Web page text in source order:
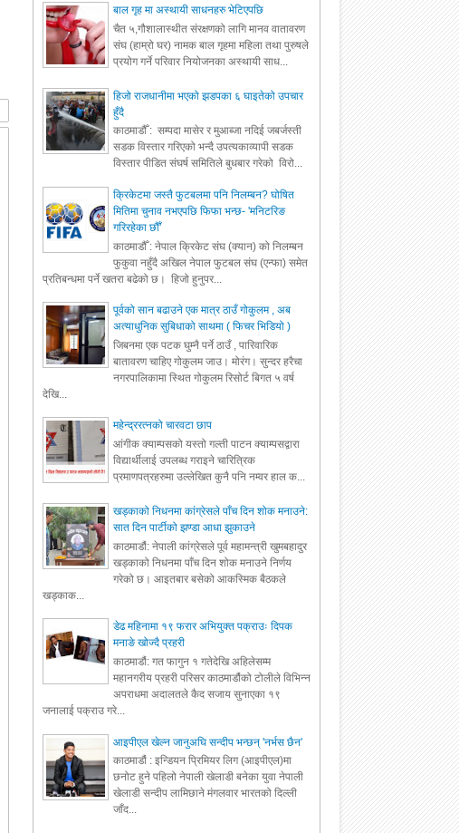
बाल गृह मा अस्थायी साधनहरु भेटिएपछि
चैत ५,गौशालास्थीत संरक्षणको लागि मानव वातावरण
संघ (हाम्रो घर) नामक बाल गृहमा महिला तथा पुरुषले
प्रयोग गर्ने परिवार नियोजनका अस्थायी साध...
हिजो राजधानीमा भएको झडपका ६ घाइतेको उपचार
हुँदै
काठमाडौँ : सम्पदा मासेर र मुआब्जा नदिई जबर्जस्ती
सडक विस्तार गरिएको भन्दै उपत्यकाव्यापी सडक
विस्तार पीडित संघर्ष समितिले बुधबार गरेको विरो...
क्रिकेटमा जस्तै फुटबलमा पनि निलम्बन? घोषित
मितिमा चुनाव नभएपछि फिफा भन्छ- 'मनिटरिङ
गरिरहेका छौँ'
काठमाडौँ : नेपाल क्रिकेट संघ (क्यान) को निलम्बन
फुकुवा नहुँदै अखिल नेपाल फुटबल संघ (एन्फा) समेत
प्रतिबन्धमा पर्ने खतरा बढेको छ। हिजो हुनुपर...
पूर्वको सान बढाउने एक मात्र ठाउँ गोकुलम , अब
अत्याधुनिक सुबिधाको साथमा ( फिचर भिडियो )
जिबनमा एक पटक घुम्नै पर्ने ठाउँ , पारिवारिक
बातावरण चाहिए गोकुलम जाउ। मोरंग। सुन्दर हरैचा
नगरपालिकामा स्थित गोकुलम रिसोर्ट बिगत ५ वर्ष
देखि...
महेन्द्ररत्नको चारवटा छाप
आंगीक क्याम्पसको यस्तो गल्ती पाटन क्याम्पसद्वारा
विद्यार्थीलाई उपलब्ध गराइने चारित्रिक
प्रमाणपत्रहरुमा उल्लेखित कुनै पनि नम्वर हाल क...
खड्काको निधनमा कांग्रेसले पाँच दिन शोक मनाउने:
सात दिन पार्टीको झण्डा आधा झुकाउने
काठमाडौं: नेपाली कांग्रेसले पूर्व महामन्त्री खुमबहादुर
खड्काको निधनमा पाँच दिन शोक मनाउने निर्णय
गरेको छ। आइतबार बसेको आकस्मिक बैठकले
खड्काक...
डेढ महिनामा १९ फरार अभियुक्त पक्राउः दिपक
मनाङे खोज्दै प्रहरी
काठमाडौं: गत फागुन १ गतेदेखि अहिलेसम्म
महानगरीय प्रहरी परिसर काठमाडौंको टोलीले विभिन्न
अपराधमा अदालतले कैद सजाय सुनाएका १९
जनालाई पक्राउ गरे...
आइपीएल खेल्न जानुअघि सन्दीप भन्छन् 'नर्भस छैन'
काठमाडौं : इन्डियन प्रिमियर लिग (आइपीएल)मा
छनोट हुने पहिलो नेपाली खेलाडी बनेका युवा नेपाली
खेलाडी सन्दीप लामिछाने मंगलवार भारतको दिल्ली
जाँद...